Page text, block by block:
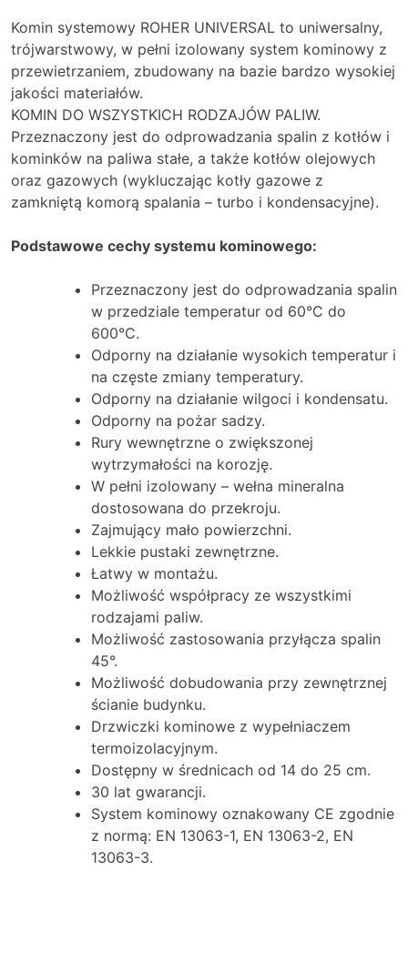
Komin systemowy ROHER UNIVERSAL to uniwersalny,
trójwarstwowy, w pełni izolowany system kominowy z
przewietrzaniem, zbudowany na bazie bardzo wysokiej
jakości materiałów.
KOMIN DO WSZYSTKICH RODZAJÓW PALIW.
Przeznaczony jest do odprowadzania spalin z kotłów i
kominków na paliwa stałe, a także kotłów olejowych
oraz gazowych (wykluczając kotły gazowe z
zamkniętą komorą spalania – turbo i kondensacyjne).
Podstawowe cechy systemu kominowego:
Przeznaczony jest do odprowadzania spalin
w przedziale temperatur od 60°C do
600°C.
Odporny na działanie wysokich temperatur i
na częste zmiany temperatury.
Odporny na działanie wilgoci i kondensatu.
Odporny na pożar sadzy.
Rury wewnętrzne o zwiększonej
wytrzymałości na korozję.
W pełni izolowany – wełna mineralna
dostosowana do przekroju.
Zajmujący mało powierzchni.
Lekkie pustaki zewnętrzne.
Łatwy w montażu.
Możliwość współpracy ze wszystkimi
rodzajami paliw.
Możliwość zastosowania przyłącza spalin
45°.
Możliwość dobudowania przy zewnętrznej
ścianie budynku.
Drzwiczki kominowe z wypełniaczem
termoizolacyjnym.
Dostępny w średnicach od 14 do 25 cm.
30 lat gwarancji.
System kominowy oznakowany CE zgodnie
z normą: EN 13063-1, EN 13063-2, EN
13063-3.